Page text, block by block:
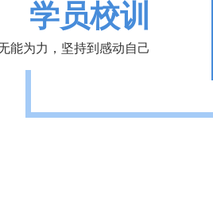
学员校训
能为力，坚持到感动自己